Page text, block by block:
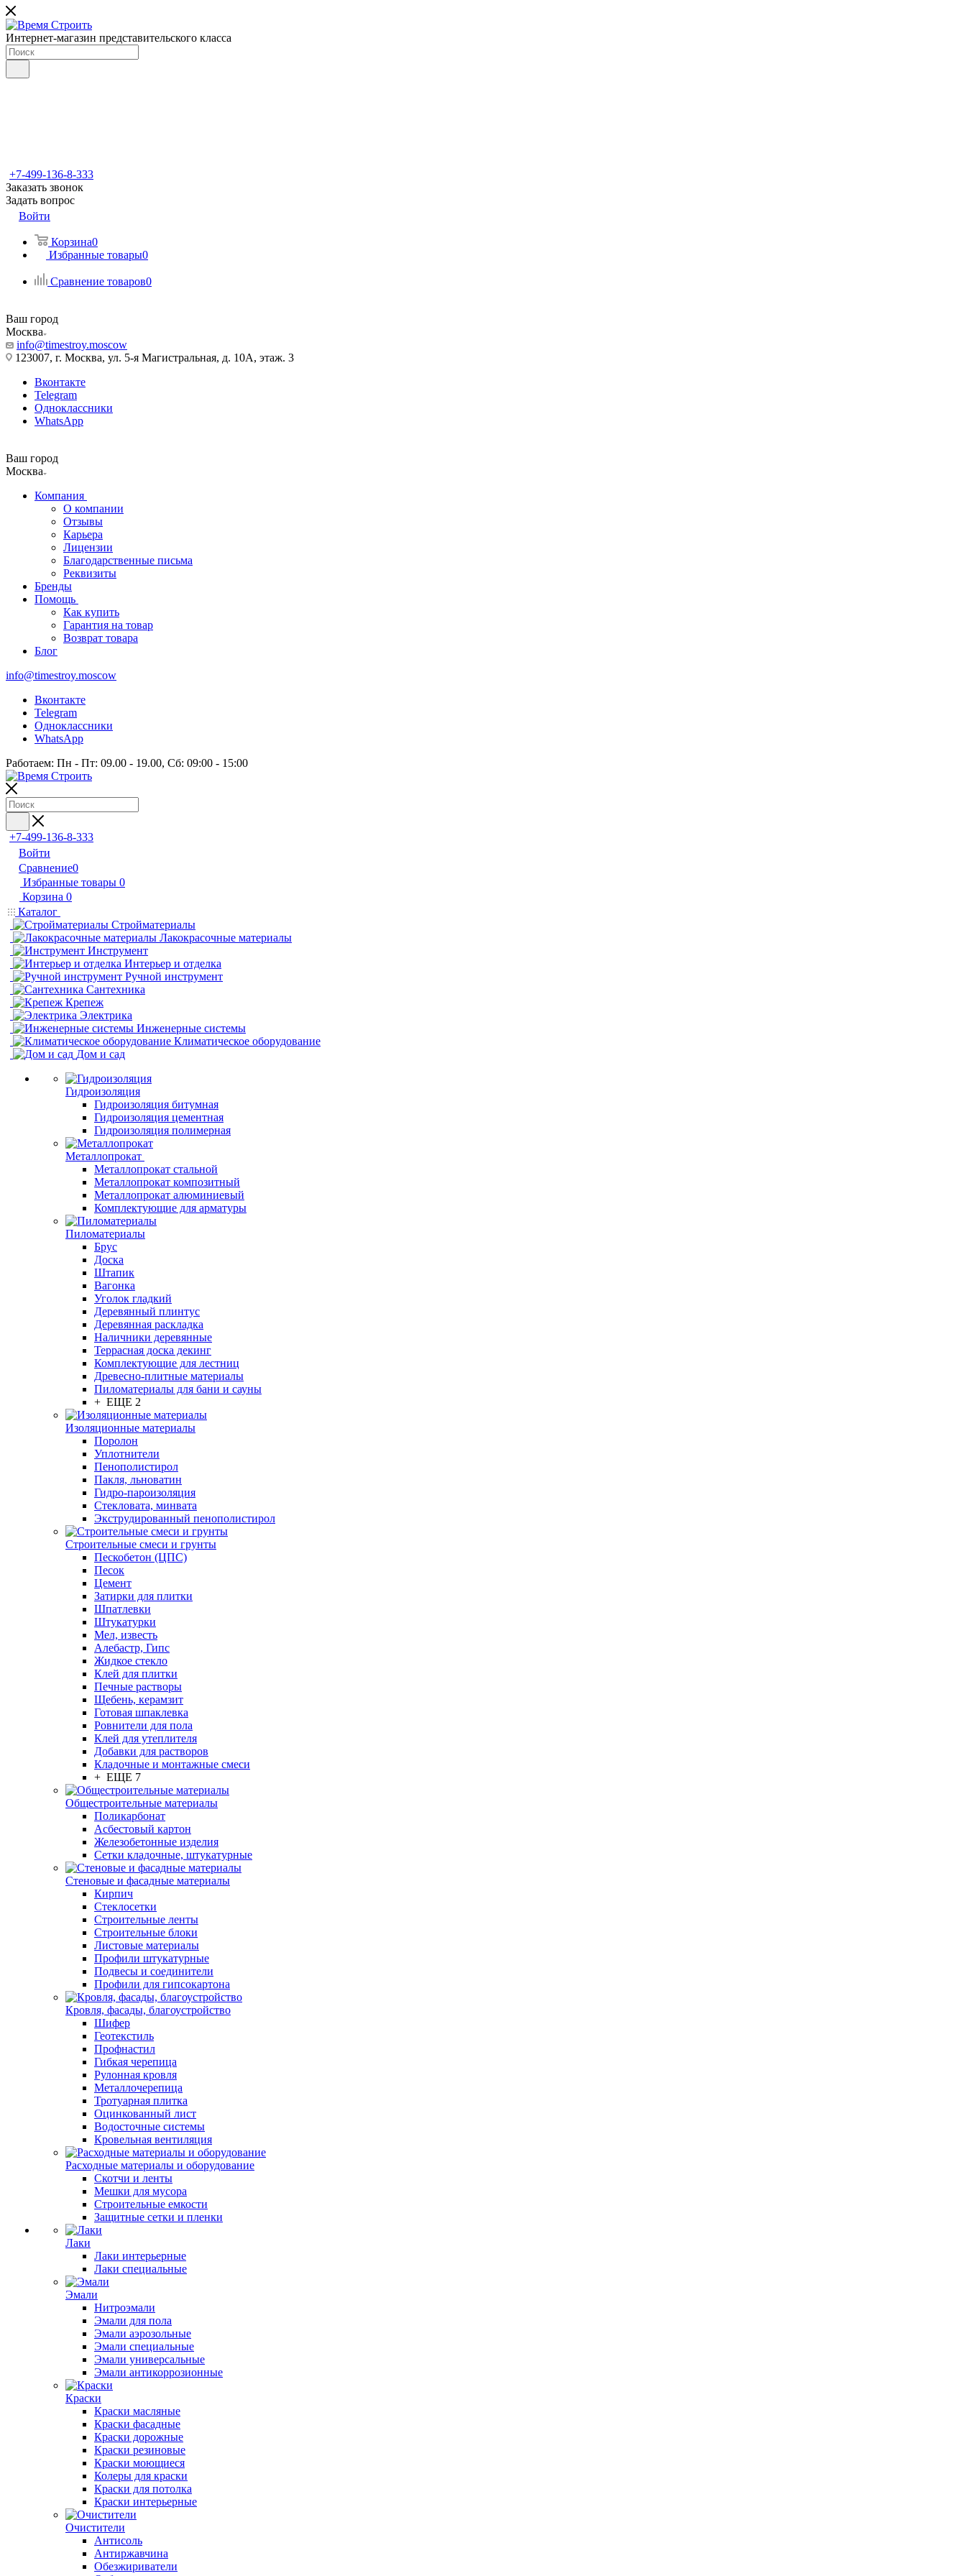
Интернет-магазин представительского класса
+7-499-136-8-333
Заказать звонок
Задать вопрос
Войти
Корзина0
Избранные товары0
Сравнение товаров0
Ваш город
Москва
info@timestroy.moscow
123007, г. Москва, ул. 5-я Магистральная, д. 10А, этаж. 3
Вконтакте
Telegram
Одноклассники
WhatsApp
Ваш город
Москва
Компания
О компании
Отзывы
Карьера
Лицензии
Благодарственные письма
Реквизиты
Бренды
Помощь
Как купить
Гарантия на товар
Возврат товара
Блог
info@timestroy.moscow
Вконтакте
Telegram
Одноклассники
WhatsApp
Работаем: Пн - Пт: 09.00 - 19.00, Сб: 09:00 - 15:00
+7-499-136-8-333
Войти
Сравнение0
Избранные товары 0
Корзина 0
Каталог
Стройматериалы
Лакокрасочные материалы
Инструмент
Интерьер и отделка
Ручной инструмент
Сантехника
Крепеж
Электрика
Инженерные системы
Климатическое оборудование
Дом и сад
Гидроизоляция
Гидроизоляция битумная
Гидроизоляция цементная
Гидроизоляция полимерная
Металлопрокат
Металлопрокат стальной
Металлопрокат композитный
Металлопрокат алюминиевый
Комплектующие для арматуры
Пиломатериалы
Брус
Доска
Штапик
Вагонка
Уголок гладкий
Деревянный плинтус
Деревянная раскладка
Наличники деревянные
Террасная доска декинг
Комплектующие для лестниц
Древесно-плитные материалы
Пиломатериалы для бани и сауны
+ ЕЩЕ 2
Изоляционные материалы
Поролон
Уплотнители
Пенополистирол
Пакля, льноватин
Гидро-пароизоляция
Стекловата, минвата
Экструдированный пенополистирол
Строительные смеси и грунты
Пескобетон (ЦПС)
Песок
Цемент
Затирки для плитки
Шпатлевки
Штукатурки
Мел, известь
Алебастр, Гипс
Жидкое стекло
Клей для плитки
Печные растворы
Щебень, керамзит
Готовая шпаклевка
Ровнители для пола
Клей для утеплителя
Добавки для растворов
Кладочные и монтажные смеси
+ ЕЩЕ 7
Общестроительные материалы
Поликарбонат
Асбестовый картон
Железобетонные изделия
Сетки кладочные, штукатурные
Стеновые и фасадные материалы
Кирпич
Стеклосетки
Строительные ленты
Строительные блоки
Листовые материалы
Профили штукатурные
Подвесы и соединители
Профили для гипсокартона
Кровля, фасады, благоустройство
Шифер
Геотекстиль
Профнастил
Гибкая черепица
Рулонная кровля
Металлочерепица
Тротуарная плитка
Оцинкованный лист
Водосточные системы
Кровельная вентиляция
Расходные материалы и оборудование
Скотчи и ленты
Мешки для мусора
Строительные емкости
Защитные сетки и пленки
Лаки
Лаки интерьерные
Лаки специальные
Эмали
Нитроэмали
Эмали для пола
Эмали аэрозольные
Эмали специальные
Эмали универсальные
Эмали антикоррозионные
Краски
Краски масляные
Краски фасадные
Краски дорожные
Краски резиновые
Краски моющиеся
Колеры для краски
Краски для потолка
Краски интерьерные
Очистители
Антисоль
Антиржавчина
Обезжириватели